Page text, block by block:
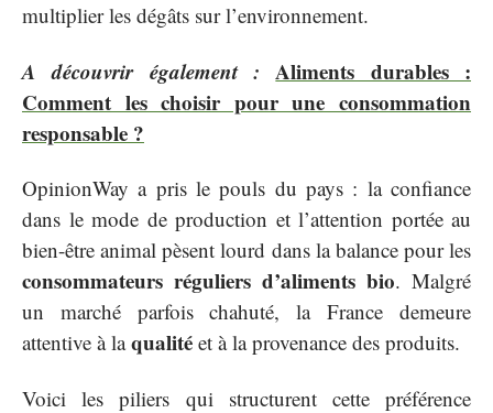
multiplier les dégâts sur l’environnement.
A découvrir également : Aliments durables :
Comment les choisir pour une consommation
responsable ?
OpinionWay a pris le pouls du pays : la confiance
dans le mode de production et l’attention portée au
bien-être animal pèsent lourd dans la balance pour les
consommateurs réguliers d’aliments bio. Malgré
un marché parfois chahuté, la France demeure
attentive à laqualité et à la provenance des produits.
Voici les piliers qui structurent cette préférence